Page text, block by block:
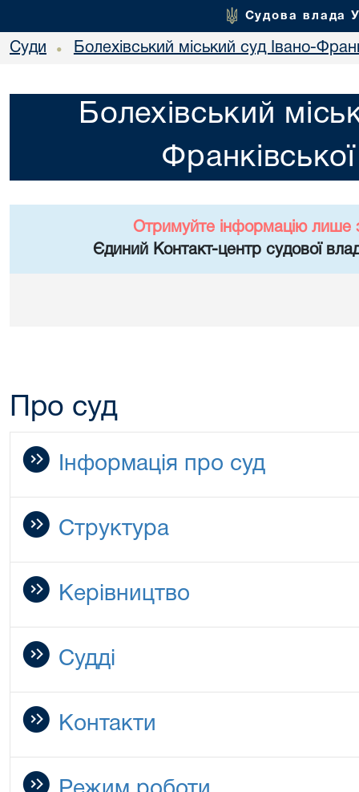
Судова влада
Суди • Болехівський міський суд Івано-
Болехівський
Отримуйте інформацію лише
Єдиний Контакт-центр судової
Про суд
Інформація про суд
Структура
Керівництво
Судді
Контакти